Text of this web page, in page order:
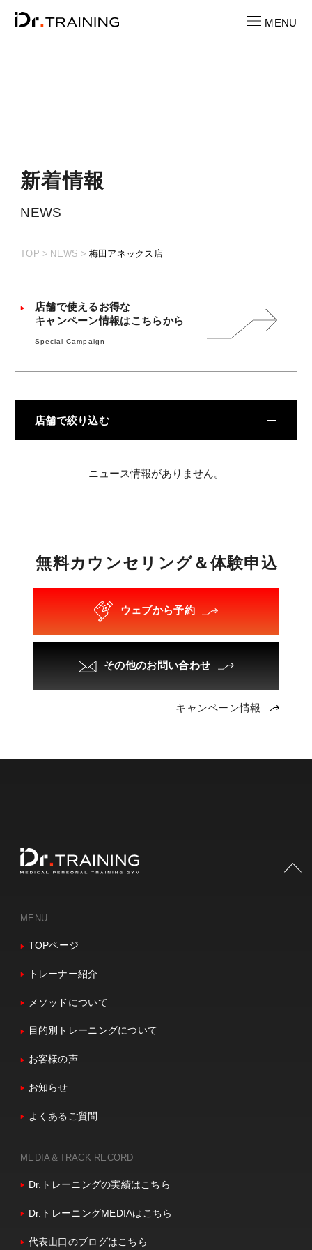
新着情報
NEWS
TOP NEWS 梅田アネックス店
店舗で使えるお得な
キャンペーン情報はこちらから
Special Campaign
店舗で絞り込む
ニュース情報がありません。
無料カ ウ ンセ リ ング＆体験申込
ウェブから予約
その他のお問い合わせ
キャンペーン情報
MENU
TOPページ
トレーナー紹介
メソッドについて
目的別トレーニングについて
お客様の声
お知らせ
よくあるご質問
MEDIA＆TRACK RECORD
Dr.トレーニングの実績はこちら
Dr.トレーニングMEDIAはこちら
代表山口のブログはこちら
METHOD
よくあるご質問
MENU